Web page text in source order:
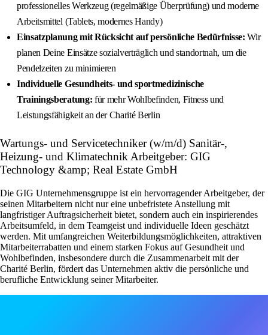
professionelles Werkzeug (regelmäßige Überprüfung) und moderne
Arbeitsmittel (Tablets, modernes Handy)
Einsatzplanung mit Rücksicht auf persönliche Bedürfnisse: Wir
planen Deine Einsätze sozialverträglich und standortnah, um die
Pendelzeiten zu minimieren
Individuelle Gesundheits- und sportmedizinische
Trainingsberatung: für mehr Wohlbefinden, Fitness und
Leistungsfähigkeit an der Charité Berlin
Wartungs- und Servicetechniker (w/m/d) Sanitär-,
Heizung- und Klimatechnik Arbeitgeber: GIG
Technology &amp; Real Estate GmbH
Die GIG Unternehmensgruppe ist ein hervorragender Arbeitgeber, der
seinen Mitarbeitern nicht nur eine unbefristete Anstellung mit
langfristiger Auftragsicherheit bietet, sondern auch ein inspirierendes
Arbeitsumfeld, in dem Teamgeist und individuelle Ideen geschätzt
werden. Mit umfangreichen Weiterbildungsmöglichkeiten, attraktiven
Mitarbeiterrabatten und einem starken Fokus auf Gesundheit und
Wohlbefinden, insbesondere durch die Zusammenarbeit mit der
Charité Berlin, fördert das Unternehmen aktiv die persönliche und
berufliche Entwicklung seiner Mitarbeiter.